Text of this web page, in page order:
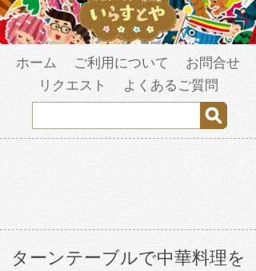
ホーム ご利用について
お問合せ
リクエスト
よくあるご質問
ターンテーブルで中華料理を